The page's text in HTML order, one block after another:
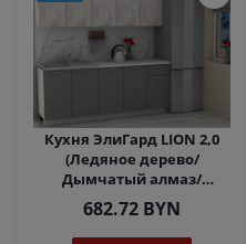
Кухня ЭлиГард LION 2,0
(Ледяное дерево/
Дымчатый алмаз/
Королевский опал)
682.72 BYN